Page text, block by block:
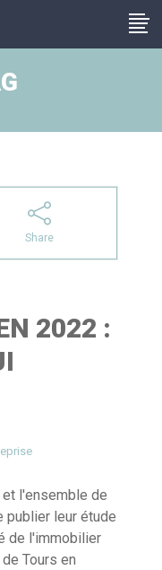
Share
2022 :
et l'ensemble de
publier leur étude
de l'immobilier
Tours en